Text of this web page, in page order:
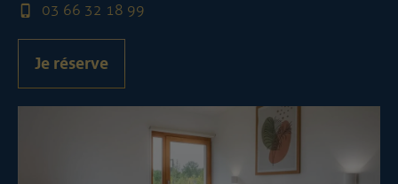
03 66 32 18 99
Je réserve